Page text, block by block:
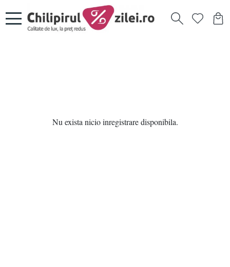
Nu exista nicio inregistrare disponibila.